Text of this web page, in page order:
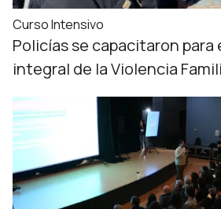
Curso Intensivo
Policías se capacitaron para
integral de la Violencia